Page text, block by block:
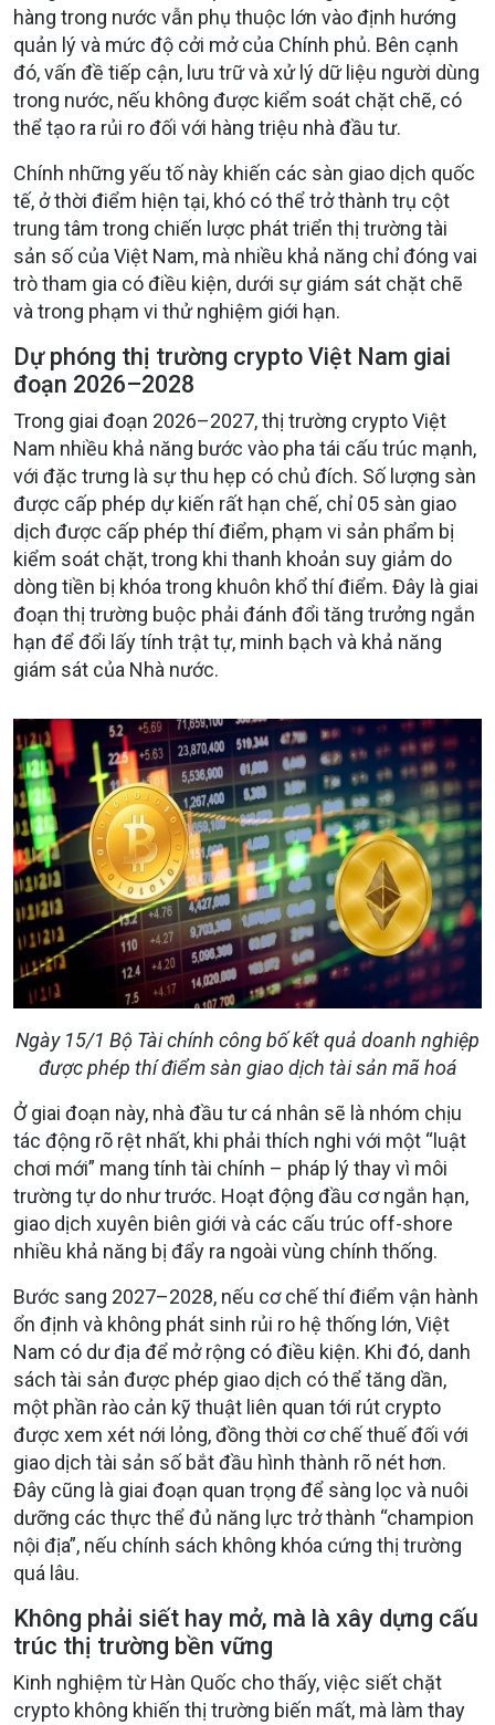
hàng trong nước vẫn phụ thuộc lớn vào định hướng
quản lý và mức độ cởi mở của Chính phủ. Bên cạnh
đó, vấn đề tiếp cận, lưu trữ và xử lý dữ liệu người dùng
trong nước, nếu không được kiểm soát chặt chẽ, có
thể tạo ra rủi ro đối với hàng triệu nhà đầu tư.
Chính những yếu tố này khiến các sàn giao dịch quốc
tế, ở thời điểm hiện tại, khó có thể trở thành trụ cột
trung tâm trong chiến lược phát triển thị trường tài
sản số của Việt Nam, mà nhiều khả năng chỉ đóng vai
trò tham gia có điều kiện, dưới sự giám sát chặt chẽ
và trong phạm vi thử nghiệm giới hạn.
Dự phóng thị trường crypto Việt Nam giai
đoạn 2026–2028
Trong giai đoạn 2026–2027, thị trường crypto Việt
Nam nhiều khả năng bước vào pha tái cấu trúc mạnh,
với đặc trưng là sựthu hẹp có chủ đích. Số lượng sàn
được cấp phép dự kiến rất hạn chế, chỉ 05 sàn giao
dịch được cấp phép thí điểm, phạm vi sản phẩm bị
kiểm soát chặt, trong khi thanh khoản suy giảm do
dòng tiền bị khóa trong khuôn khổ thí điểm. Đây là giai
đoạn thị trường buộc phải đánh đổi tăng trưởng ngắn
hạn để đổi lấy tính trật tự, minh bạch và khả năng
giám sát của Nhà nước.
Ngày 15/1 Bộ Tài chính công bố kết quả doanh nghiệp
được phép thí điểm sàn giao dịch tài sản mã hoá
Ở giai đoạn này, nhà đầu tư cá nhân sẽ là nhóm chịu
tác động rõ rệt nhất, khi phải thích nghi với một “luật
chơi mới” mang tính tài chính – pháp lý thay vì môi
trường tự do như trước. Hoạt động đầu cơ ngắn hạn,
giao dịch xuyên biên giới và các cấu trúc off-shore
nhiều khả năng bị đẩy ra ngoài vùng chính thống.
Bước sang 2027–2028, nếu cơ chế thí điểm vận hành
ổn định và không phát sinh rủi ro hệ thống lớn, Việt
Nam có dư địa để mở rộng có điều kiện. Khi đó, danh
sách tài sản được phép giao dịch có thể tăng dần,
một phần rào cản kỹ thuật liên quan tới rút crypto
được xem xét nới lỏng, đồng thời cơ chế thuế đối với
giao dịch tài sản số bắt đầu hình thành rõ nét hơn.
Đây cũng là giai đoạn quan trọng để sàng lọc và nuôi
dưỡng các thực thể đủ năng lực trở thành “champion
nội địa”, nếu chính sách không khóa cứng thị trường
quá lâu.
Không phải siết hay mở, mà là xây dựng cấu
trúc thị trường bền vững
Kinh nghiệm từ Hàn Quốc cho thấy, việc siết chặt
crypto không khiến thị trường biến mất, mà làm thay